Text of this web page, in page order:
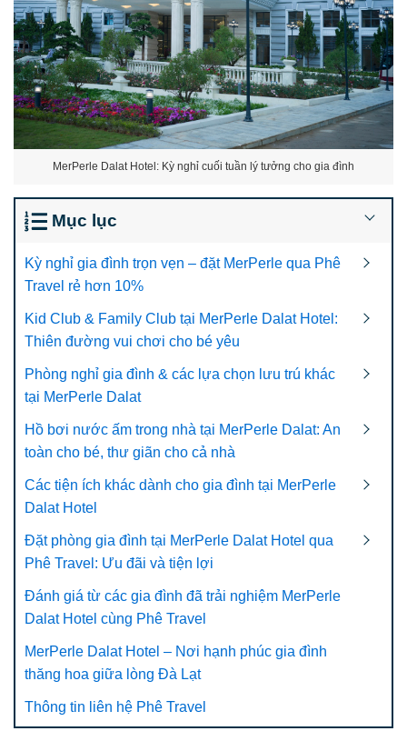
MerPerle Dalat Hotel: Kỳ nghỉ cuối tuần lý tưởng cho gia đình
Mục lục
Kỳ nghỉ gia đình trọn vẹn – đặt MerPerle qua Phê
Travel rẻ hơn 10%
Kid Club & Family Club tại MerPerle Dalat Hotel:
Thiên đường vui chơi cho bé yêu
Phòng nghỉ gia đình & các lựa chọn lưu trú khác
tại MerPerle Dalat
Hồ bơi nước ấm trong nhà tại MerPerle Dalat: An
toàn cho bé, thư giãn cho cả nhà
Các tiện ích khác dành cho gia đình tại MerPerle
Dalat Hotel
Đặt phòng gia đình tại MerPerle Dalat Hotel qua
Phê Travel: Ưu đãi và tiện lợi
Đánh giá từ các gia đình đã trải nghiệm MerPerle
Dalat Hotel cùng Phê Travel
MerPerle Dalat Hotel – Nơi hạnh phúc gia đình
thăng hoa giữa lòng Đà Lạt
Thông tin liên hệ Phê Travel